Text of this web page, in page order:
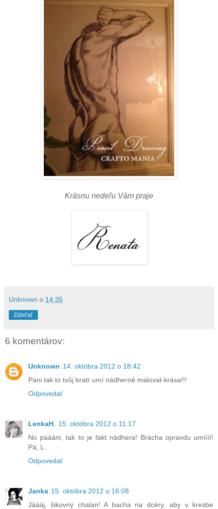
Krásnu nedeľu Vám praje
Unknown o 14:35
Zdieľať
6 komentárov:
Unknown 14. októbra 2012 o 18:42
Páni tak to tvůj bratr umí nádherně malovat-krása!!!
Odpovedať
LenkaH. 15. októbra 2012 o 11:17
No páááni, tak to je fakt nádhera! Brácha opravdu umíííí!
Pá, L.
Odpovedať
Janka 15. októbra 2012 o 16:08
Jáááj, šikovný chalan! A bacha na dcéry, aby v kresbe